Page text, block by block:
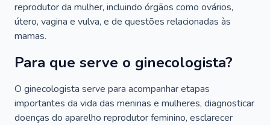
reprodutor da mulher, incluindo órgãos como ovários,
útero, vagina e vulva, e de questões relacionadas às
mamas.
Para que serve o ginecologista?
O ginecologista serve para acompanhar etapas
importantes da vida das meninas e mulheres, diagnosticar
doenças do aparelho reprodutor feminino, esclarecer